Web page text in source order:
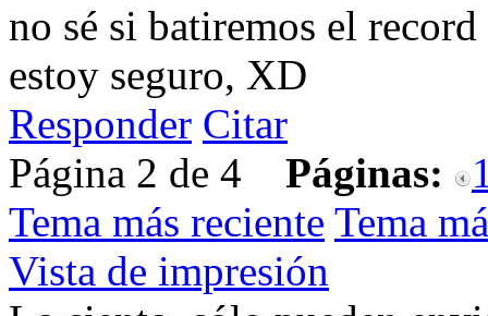
no sé si batiremos el
estoy seguro, XD
Responder Citar
Página 2 de 4 Páginas:
Tema más reciente Tema
Vista de impresión